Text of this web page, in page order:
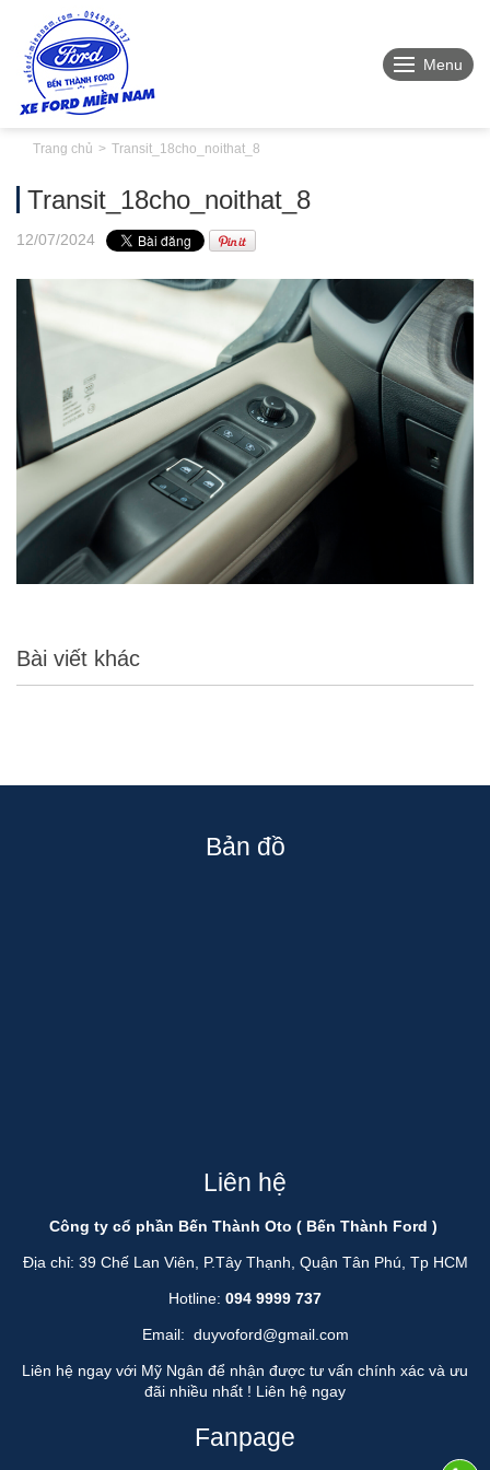
Menu
Trang chủ Transit_18cho_noithat_8
Transit_18cho_noithat_8
12/07/2024
Bài viết khác
Bản đồ
Liên hệ
Công ty cổ phần Bến Thành Oto ( Bến Thành Ford )
Địa chỉ: 39 Chế Lan Viên, P.Tây Thạnh, Quận Tân Phú, Tp HCM
Hotline: 094 9999 737
Email: duyvoford@gmail.com
Liên hệ ngay với Mỹ Ngân để nhận được tư vấn chính xác và ưu
đãi nhiều nhất ! Liên hệ ngay
Fanpage